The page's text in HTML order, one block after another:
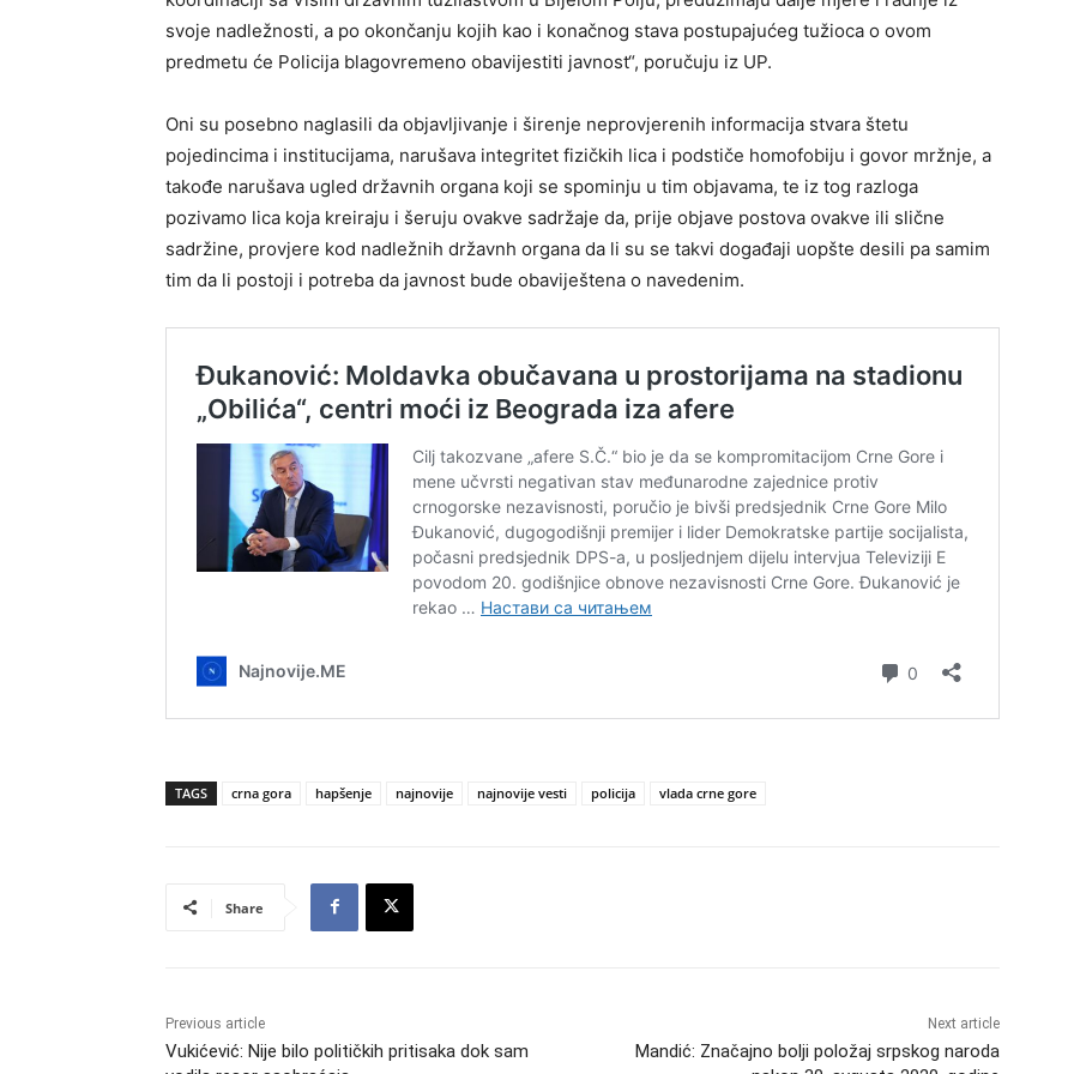
svoje nadležnosti, a po okončanju kojih kao i konačnog stava postupajućeg tužioca o ovom
predmetu će Policija blagovremeno obavijestiti javnost“, poručuju iz UP.
Oni su posebno naglasili da objavljivanje i širenje neprovjerenih informacija stvara štetu
pojedincima i institucijama, narušava integritet fizičkih lica i podstiče homofobiju i govor mržnje, a
takođe narušava ugled državnih organa koji se spominju u tim objavama, te iz tog razloga
pozivamo lica koja kreiraju i šeruju ovakve sadržaje da, prije objave postova ovakve ili slične
sadržine, provjere kod nadležnih državnh organa da li su se takvi događaji uopšte desili pa samim
tim da li postoji i potreba da javnost bude obaviještena o navedenim.
TAGS crna gora hapšenje najnovije najnovije vesti policija vlada crne gore
Share
Previous article
Vukićević: Nije bilo političkih pritisaka dok sam
Next article
Mandić: Značajno bolji položaj srpskog naroda